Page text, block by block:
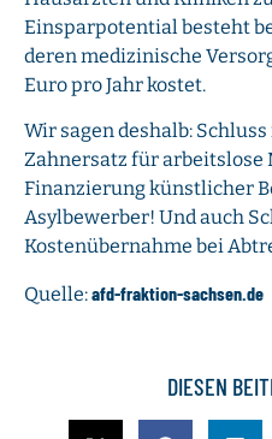
Einsparpotential besteht
deren medizinische
Euro pro Jahr kostet.
Wir sagen deshalb:
Zahnersatz für arbeitslose
Finanzierung künstlicher
Asylbewerber! Und auch
Kostenübernahme bei
Quelle:afd-fraktion-sachsen.de
DIESEN